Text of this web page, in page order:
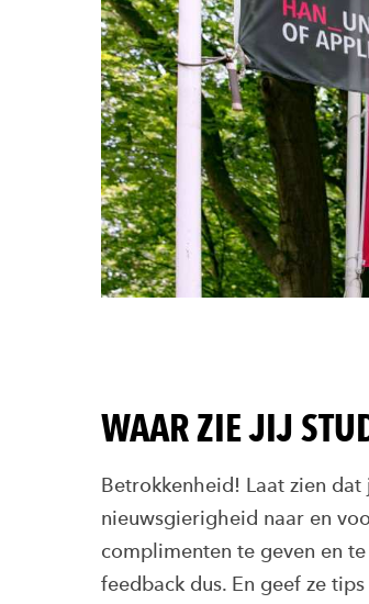
WAAR ZIE JIJ
Betrokkenheid! Laat zien
nieuwsgierigheid naar en
complimenten te geven en
feedback dus. En geef ze